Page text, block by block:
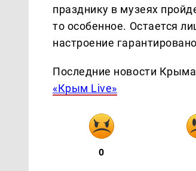
празднику в музеях
то особенное. Остается
настроение
Последние новости
«Крым Live»
0